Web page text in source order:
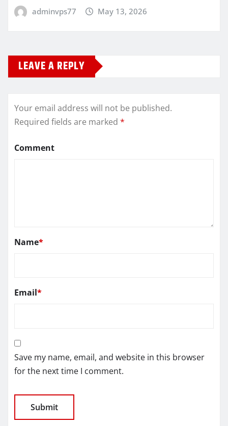
adminvps77 May 13, 2026
LEAVE A REPLY
Your email address will not be published.
Required fields are marked *
Comment
Name*
Email*
Save my name, email, and website in this browser
for the next time I comment.